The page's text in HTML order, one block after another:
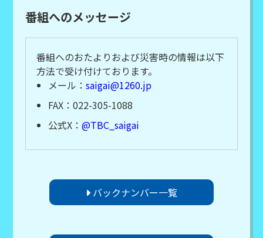
番組へのメッセージ
番組へのおたよりおよび災害時の情報は以下
方法で受け付けております。
メール： saigai@1260.jp
FAX：022-305-1088
公式X： @TBC_saigai
バックナンバー一覧